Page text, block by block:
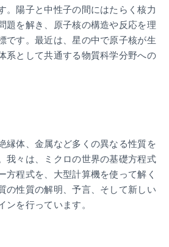
。陽子と中性子の間にはたらく核力
題を解き、原子核の構造や反応を理
です。最近は、星の中で原子核が生
系として共通する物質科学分野への
縁体、金属など多くの異なる性質を
我々は、ミクロの世界の基礎方程式
方程式を、大型計算機を使って解く
の性質の解明、予言、そして新しい
ンを行っています。